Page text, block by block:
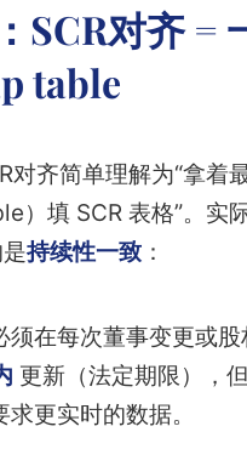
SCR对齐 =
table
对齐简单理解为“拿着
）填 SCR 表格”。实
持续性一致 ：
须在每次董事变更或
更新（法定期限），
求更实时的数据。